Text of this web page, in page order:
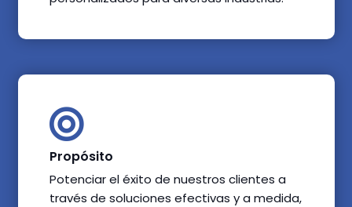
Propósito
Potenciar el éxito de nuestros clientes a
través de soluciones efectivas y a medida,